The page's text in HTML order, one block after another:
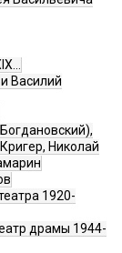
Василий
Николай
1920-
драмы 1944-